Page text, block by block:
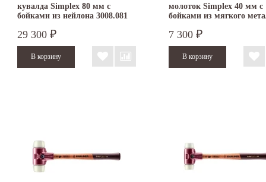
кувалда Simplex 80 мм с
бойками из нейлона 3008.081
29 300 ₽
молоток Simplex 40 мм с
бойками из мягкого
7 300 ₽